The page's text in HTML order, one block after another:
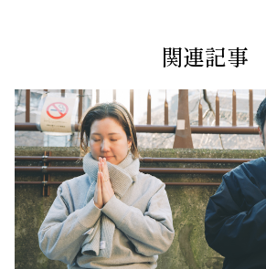
関連記事